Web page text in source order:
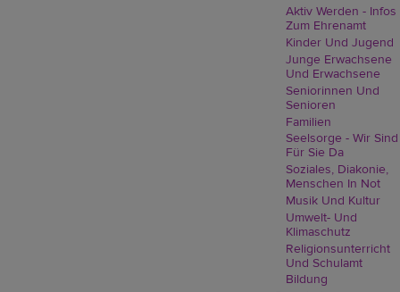
Aktiv Werden - Infos
Zum Ehrenamt
Kinder Und Jugend
Junge Erwachsene
Und Erwachsene
Seniorinnen Und
Senioren
Familien
Seelsorge - Wir Sind
Für Sie Da
Soziales, Diakonie,
Menschen In Not
Musik Und Kultur
Umwelt- Und
Klimaschutz
Religionsunterricht
Und Schulamt
Bildung